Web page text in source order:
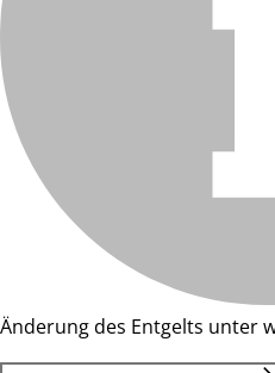
Änderung des Entgelts unter